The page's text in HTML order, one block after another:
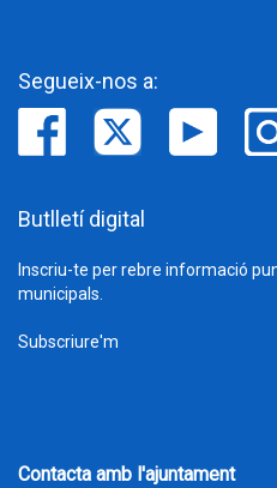
Segueix-nos a:
Butlletí digital
Inscriu-te per rebre informació
municipals.
Subscriure'm
Contacta amb l'ajuntament